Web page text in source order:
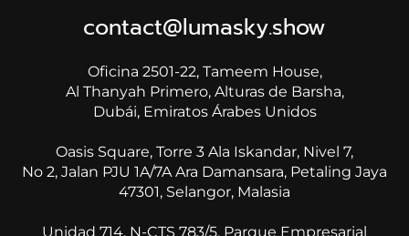
contact@lumasky.show
Oficina 2501-22, Tameem House,
​​​​​​​Al Thanyah Primero, Alturas de Barsha,
Dubái, Emiratos Árabes Unidos
Oasis Square, Torre 3 Ala Iskandar, Nivel 7,
No 2, Jalan PJU 1A/7A Ara Damansara, Petaling Jaya
47301, Selangor, Malasia
Unidad 714, N-CTS 783/5, Parque Empresarial